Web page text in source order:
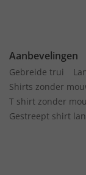
Aanbevelingen
Gebreide trui
Shirts zonder
T shirt zonder
Gestreept shirt